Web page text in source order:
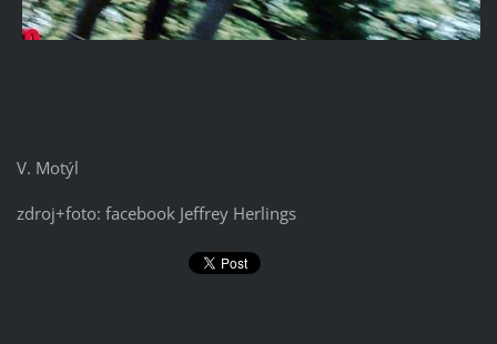
V. Motýl
zdroj+foto: facebook Jeffrey Herlings